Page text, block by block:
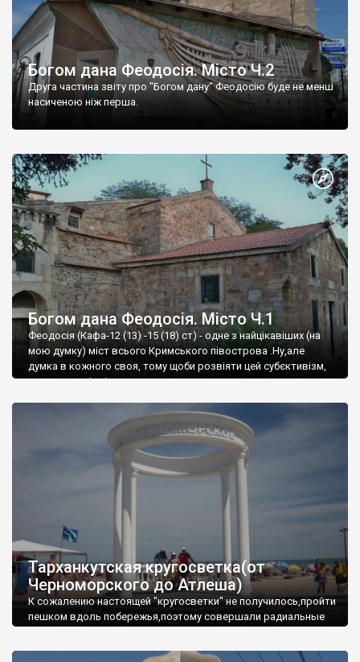
Богом дана Феодосія. Місто Ч.2
Друга частина звіту про "Богом дану" Феодосію буде не менш
насиченою ніж перша.
Богом дана Феодосія. Місто Ч.1
Феодосія (Кафа-12 (13) -15 (18) ст) - одне з найцікавіших (на
мою думку) міст всього Кримського півострова .Ну,але
думка в кожного своя, тому щоби розвіяти цей субєктивізм,
запрошую відвідати це
Тарханкутская кругосветка(от
Черноморского до Атлеша)
К сожалению настоящей "кругосветки" не получилось,пройти
пешком вдоль побережья,поэтому совершали радиальные